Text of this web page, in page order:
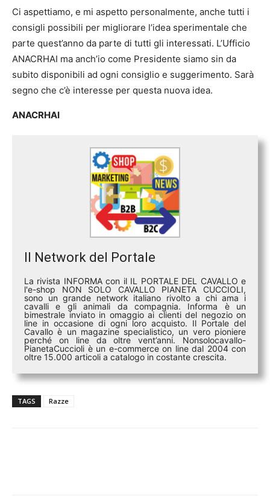
Ci aspettiamo, e mi aspetto personalmente, anche tutti i
consigli possibili per migliorare l’idea sperimentale che
parte quest’anno da parte di tutti gli interessati. L’Ufficio
ANACRHAI ma anch’io come Presidente siamo sin da
subito disponibili ad ogni consiglio e suggerimento. Sarà
segno che c’è interesse per questa nuova idea.
ANACRHAI
Il Network del Portale
La rivista INFORMA con il IL PORTALE DEL CAVALLO e
l'e-shop NON SOLO CAVALLO PIANETA CUCCIOLI,
sono un grande network italiano rivolto a chi ama i
cavalli e gli animali da compagnia. Informa è un
bimestrale inviato in omaggio ai clienti del negozio on
line in occasione di ogni loro acquisto. Il Portale del
Cavallo è un magazine specialistico, un vero pioniere
perché on line da oltre vent’anni. Nonsolocavallo-
PianetaCuccioli è un e-commerce on line dal 2004 con
oltre 15.000 articoli a catalogo in costante crescita.
TAGS Razze